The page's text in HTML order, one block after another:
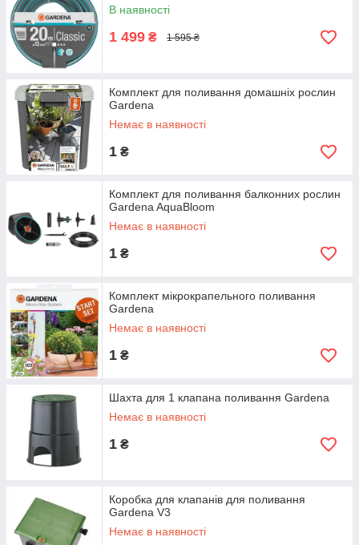
В наявності
1 499 ₴ 1 595 ₴
Комплект для поливання домашніх рослин
Gardena
Немає в наявності
1 ₴
Комплект для поливання балконних рослин
Gardena AquaBloom
Немає в наявності
1 ₴
Комплект мікрокрапельного поливання
Gardena
Немає в наявності
1 ₴
Шахта для 1 клапана поливання Gardena
Немає в наявності
1 ₴
Коробка для клапанів для поливання
Gardena V3
Немає в наявності